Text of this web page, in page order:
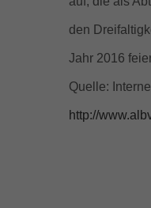
den
Jahr 2016
Quelle:
http://